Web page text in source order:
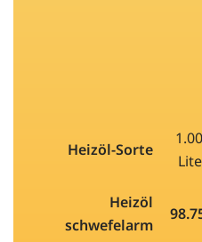
Heizöl-Sorte
Heizöl
schwefelarm